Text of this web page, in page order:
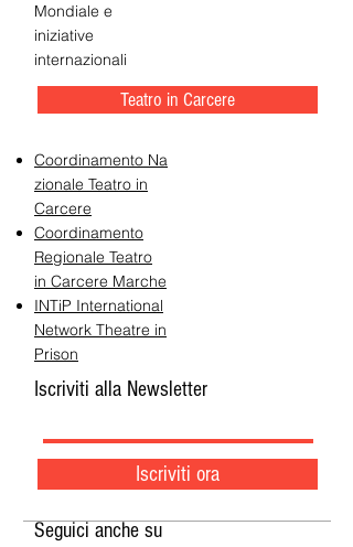
Mondiale e
iniziative
internazionali
Teatro in Carcere
Coordinamento Na
zionale Teatro in
Carcere
Coordinamento
Regionale Teatro
in Carcere Marche
INTiP International
Network Theatre in
Prison
Iscriviti alla Newsletter
Iscriviti ora
Seguici anche su